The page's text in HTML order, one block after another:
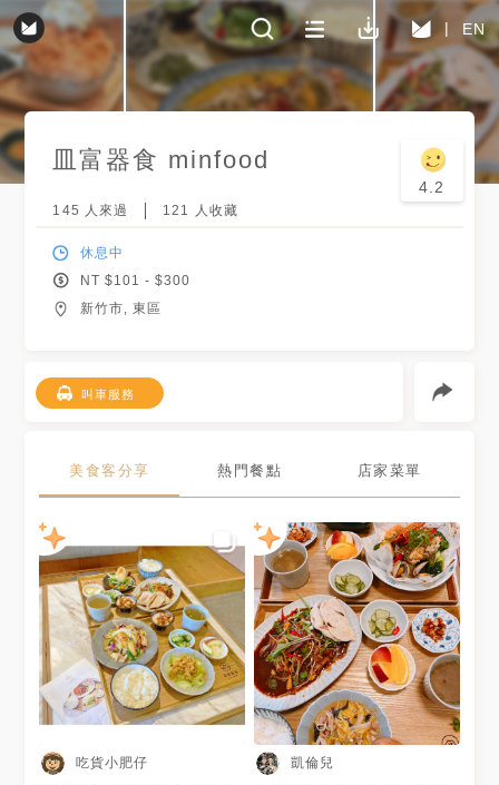
EN
皿富器食 minfood
4.2
145 人來過 121 人收藏
休息中
NT $101 - $300
新竹市, 東區
叫車服務
美食客分享 熱門餐點 店家菜單
吃貨小肥仔 凱倫兒